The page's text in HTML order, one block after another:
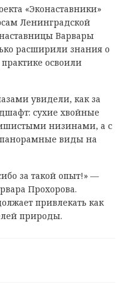
«Эконаставники»
Ленинградской
Варвары
расширили знания о
освоили
увидели, как за
сухие хвойные
низинами, а с
виды на
за такой опыт!» —
Прохорова.
привлекать как
природы.